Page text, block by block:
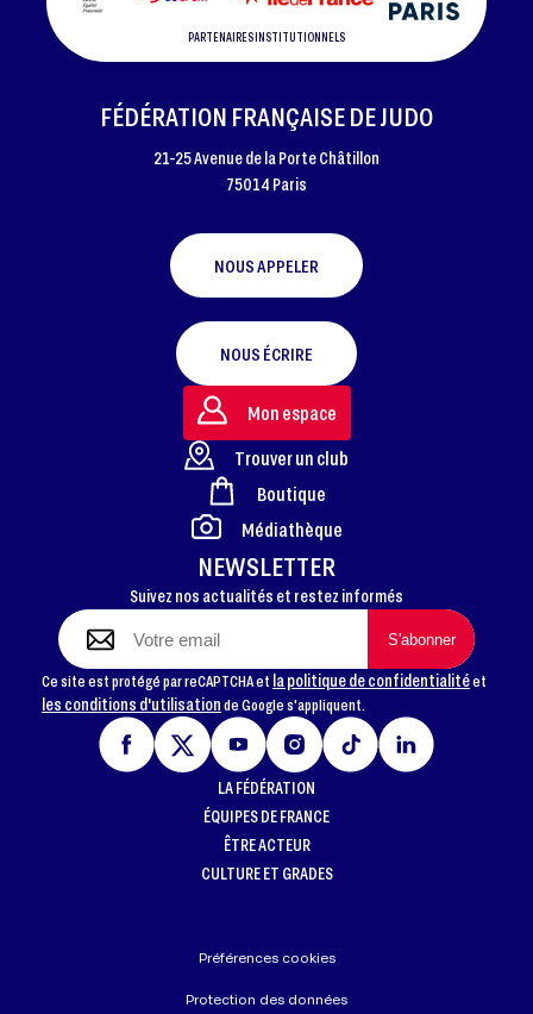
PARTENAIRES INSTITUTIONNELS
FOOTER
FÉDÉRATION FRANÇAISE DE JUDO
21-25 Avenue de la Porte Châtillon
75014 Paris
NOUS APPELER
NOUS ÉCRIRE
NEWSLETTER
Suivez nos actualités et restez informés
Ce site est protégé par reCAPTCHA et la politique de confidentialitéet
les conditions d'utilisationde Google s'appliquent.
Mon espace
Trouver un club
Boutique
Médiathèque
LA FÉDÉRATION
ÉQUIPES DE FRANCE
ÊTRE ACTEUR
CULTURE ET GRADES
Préférences cookies
Protection des données